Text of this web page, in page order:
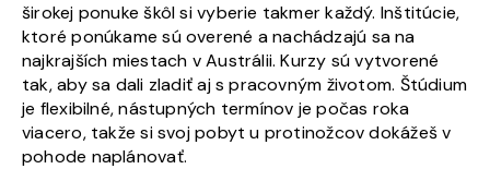
širokej ponuke škôl si vyberie takmer každý. Inštitúcie,
ktoré ponúkame sú overené a nachádzajú sa na
najkrajších miestach v Austrálii. Kurzy sú vytvorené
tak, aby sa dali zladiť aj s pracovným životom. Štúdium
je flexibilné, nástupných termínov je počas roka
viacero, takže si svoj pobyt u protinožcov dokážeš v
pohode naplánovať.